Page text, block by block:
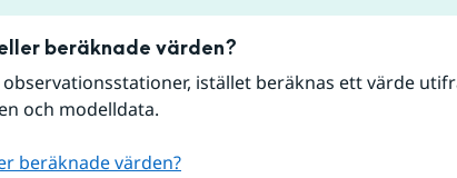
beräknade värden?
istället beräknas ett värde
och modelldata.
beräknade värden?